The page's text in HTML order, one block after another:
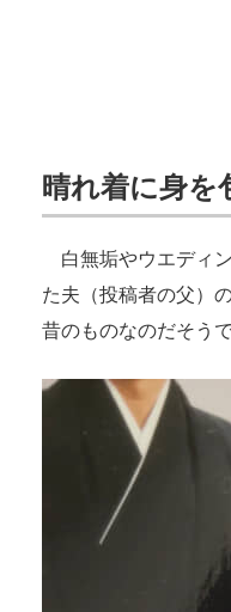
晴れ着に身を
白無垢やウエディ
た夫（投稿者の父）
昔のものなのだそうで